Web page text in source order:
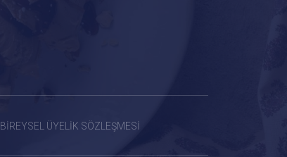
BİREYSEL ÜYELİK SÖZLEŞMESİ